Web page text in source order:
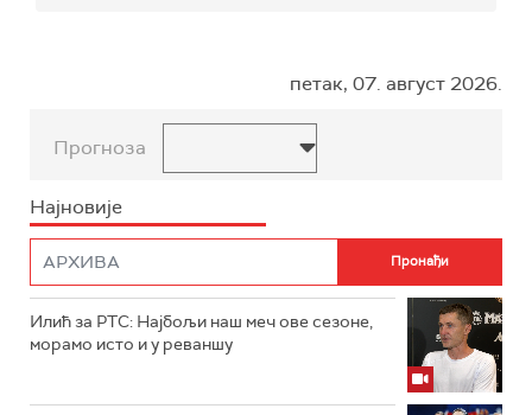
петак, 07. август 2026.
Прогноза
Најновије
Илић за РТС: Најбољи наш меч ове сезоне,
морамо исто и у реваншу